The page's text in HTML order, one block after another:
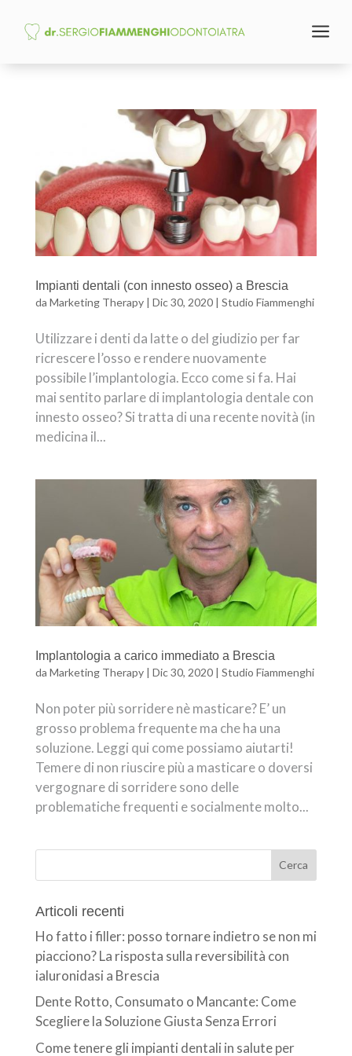
a
Impianti dentali (con innesto osseo) a Brescia
da Marketing Therapy| Dic 30, 2020| Studio Fiammenghi
Utilizzare i denti da latte o del giudizio per far
ricrescere l’osso e rendere nuovamente
possibile l’implantologia. Ecco come si fa. Hai
mai sentito parlare di implantologia dentale con
innesto osseo? Si tratta di una recente novità (in
medicina il...
Implantologia a carico immediato a Brescia
da Marketing Therapy| Dic 30, 2020| Studio Fiammenghi
Non poter più sorridere nè masticare? E’ un
grosso problema frequente ma che ha una
soluzione. Leggi qui come possiamo aiutarti!
Temere di non riuscire più a masticare o doversi
vergognare di sorridere sono delle
problematiche frequenti e socialmente molto...
Articoli recenti
Ho fatto i filler: posso tornare indietro se non mi
piacciono? La risposta sulla reversibilità con
ialuronidasi a Brescia
Dente Rotto, Consumato o Mancante: Come
Scegliere la Soluzione Giusta Senza Errori
Come tenere gli impianti dentali in salute per